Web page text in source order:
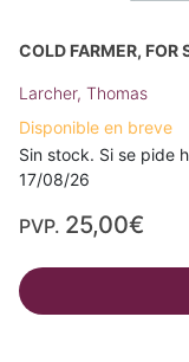
COLD FARMER, FOR
Larcher, Thomas
Disponible en breve
Sin stock. Si se pide
17/08/26
PVP. 25,00€